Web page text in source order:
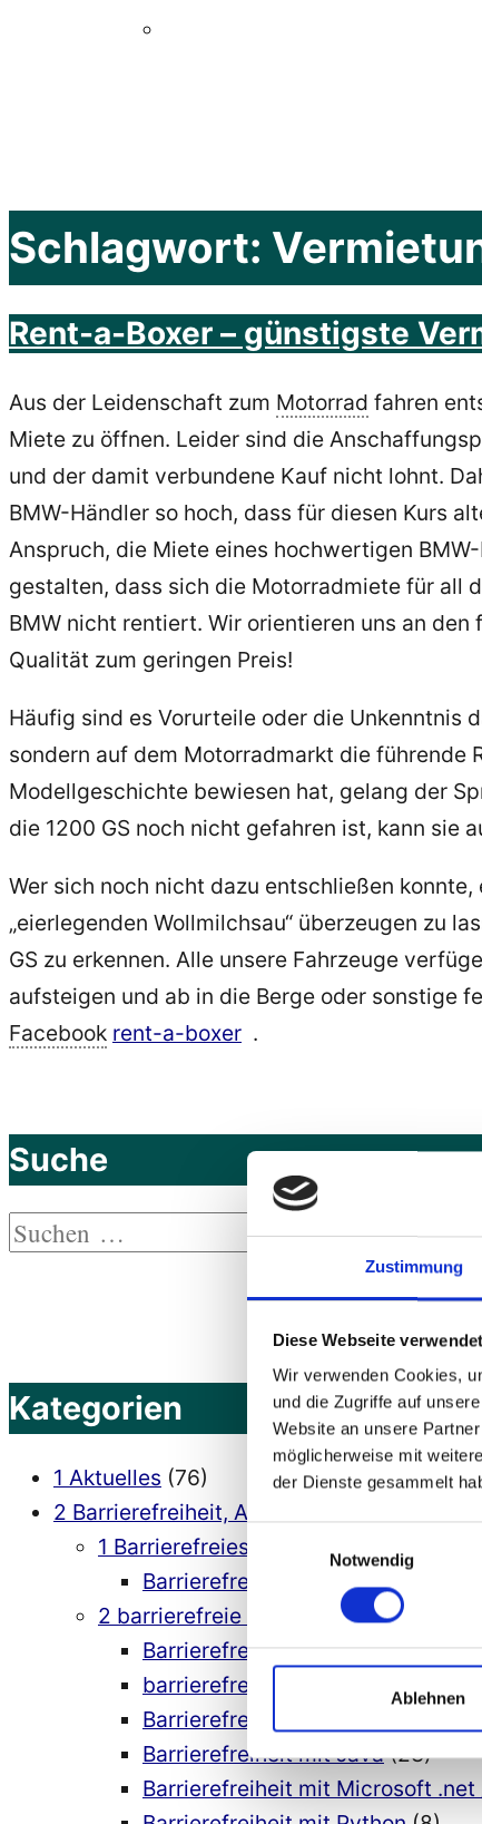
Zustimmung
Diese Webseite
Wir verwenden Cookies,
und die Zugriffe auf
Website an unsere
möglicherweise mit
der Dienste gesammelt
Notwendig
Ablehnen
Schlagwort:
Rent-a-Boxer – günstigste
Aus der Leidenschaft zum Motorrad fahren
Miete zu öffnen. Leider sind die
und der damit verbundene Kauf nicht lohnt.
BMW-Händler so hoch, dass für diesen Kurs
Anspruch, die Miete eines hochwertigen
gestalten, dass sich die Motorradmiete für all
BMW nicht rentiert. Wir orientieren uns an
Qualität zum geringen Preis!
Häufig sind es Vorurteile oder die Unkenntnis
sondern auf dem Motorradmarkt die führende
Modellgeschichte bewiesen hat, gelang der
die 1200 GS noch nicht gefahren ist, kann sie
Wer sich noch nicht dazu entschließen
„eierlegenden Wollmilchsau“ überzeugen zu
GS zu erkennen. Alle unsere Fahrzeuge
aufsteigen und ab in die Berge oder sonstige
Facebook rent-a-boxer .
Suche
Suchen
Suchen
Kategorien
1 Aktuelles (76)
2 Barrierefreiheit, Accessibility
1 Barrierefreies Webdesign
(77)
Barrierefreies Webdesign –
2 barrierefreie Softwareentwicklung
Barrierefreie Software(10)
barrierefreie
Barrierefreiheit bei
Barrierefreiheit mit Java(23)
Barrierefreiheit mit Microsoft .net